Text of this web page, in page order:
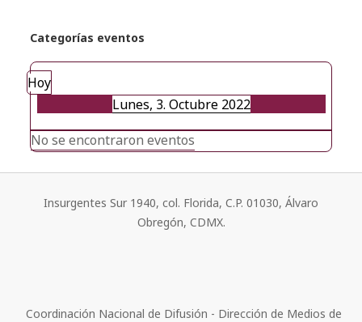
Categorías eventos
Hoy
Lunes, 3. Octubre 2022
No se encontraron eventos
Insurgentes Sur 1940, col. Florida, C.P. 01030, Álvaro
Obregón, CDMX.
Coordinación Nacional de Difusión - Dirección de Medios de